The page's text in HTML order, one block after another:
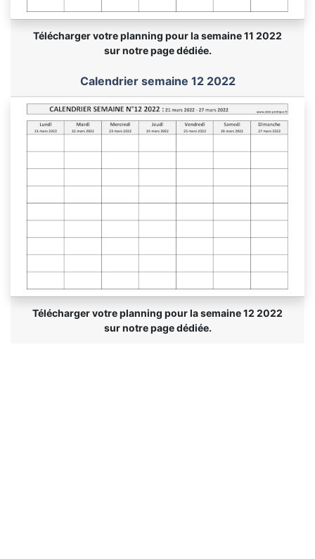
Télécharger votre planning pour la semaine 11 2022
sur notre page dédiée.
Calendrier semaine 12 2022
Télécharger votre planning pour la semaine 12 2022
sur notre page dédiée.